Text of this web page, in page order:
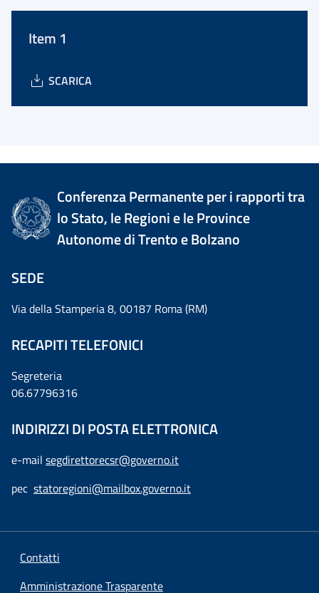
Item 1
SCARICA
Conferenza Permanente per i rapporti tra
lo Stato, le Regioni e le Province
Autonome di Trento e Bolzano
SEDE
Via della Stamperia 8, 00187 Roma (RM)
RECAPITI TELEFONICI
Segreteria
06.67796316
INDIRIZZI DI POSTA ELETTRONICA
e-mail segdirettorecsr@governo.it
pec statoregioni@mailbox.governo.it
Contatti
Amministrazione Trasparente